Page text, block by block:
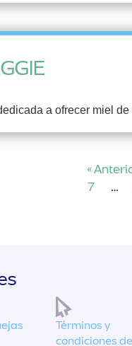
a ofrecer miel
«
7
…
Términos y
condiciones